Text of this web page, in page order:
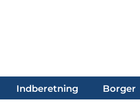
Indberetning Borger